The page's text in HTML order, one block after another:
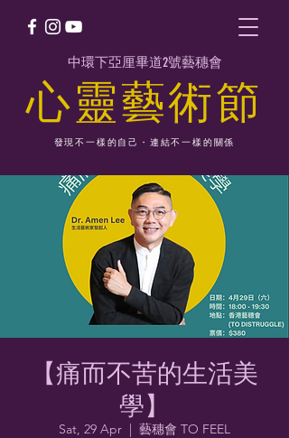
​心靈藝術節
發現不一樣的自己・連結不一樣的關係
中環下亞厘畢道2號藝穗會
【痛⽽不苦的⽣活美
學】
Sat, 29 Apr
  |
藝穗會 TO FEEL